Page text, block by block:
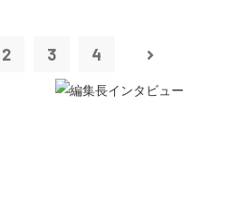
2 3 4